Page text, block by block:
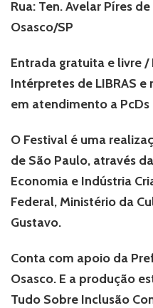
Rua: Ten. Avelar Píres
Osasco/SP
Entrada gratuita e livre
Intérpretes de LIBRAS
em atendimento a PcDs
O Festival é uma
de São Paulo, através
Economia e Indústria
Federal, Ministério da
Gustavo.
Conta com apoio da
Osasco. E a produção
Tudo Sobre Inclusão